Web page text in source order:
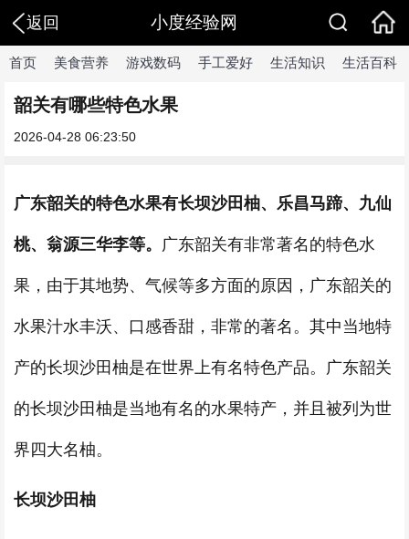
返回 小度经验网
首页 美食营养 游戏数码 手工爱好 生活知识 生活百科
韶关有哪些特色水果
2026-04-28 06:23:50
广东韶关的特色水果有长坝沙田柚、乐昌马蹄、九仙
桃、翁源三华李等。 广东韶关有非常著名的特色水
果，由于其地势、气候等多方面的原因，广东韶关的
水果汁水丰沃、口感香甜，非常的著名。其中当地特
产的长坝沙田柚是在世界上有名特色产品。广东韶关
的长坝沙田柚是当地有名的水果特产，并且被列为世
界四大名柚。
长坝沙田柚